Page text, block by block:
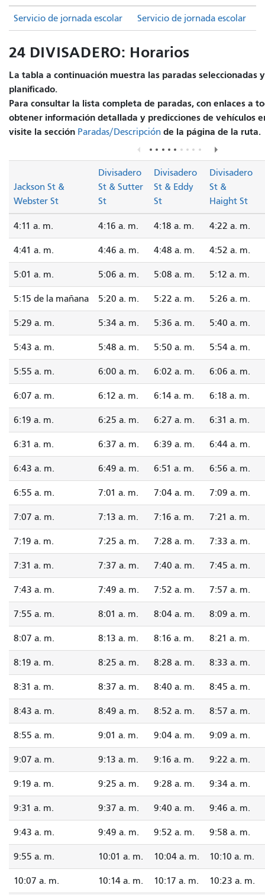
Servicio de jornada escolar Servicio de jornada escolar
24 DIVISADERO: Horarios
La tabla a continuación muestra las paradas seleccionadas
planificado.
Para consultar la lista completa de paradas, con enlaces a
obtener información detallada y predicciones de vehículos
visite la sección Paradas/Descripción de la página de la ruta.
Jackson St &
Webster St
Divisadero
St & Sutter
St
Divisadero
St & Eddy
St
Divisadero
St &
Haight St
4:11 a. m. 4:16 a. m. 4:18 a. m. 4:22 a. m.
4:41 a. m. 4:46 a. m. 4:48 a. m. 4:52 a. m.
5:01 a. m. 5:06 a. m. 5:08 a. m. 5:12 a. m.
5:15 de la mañana 5:20 a. m. 5:22 a. m. 5:26 a. m.
5:29 a. m. 5:34 a. m. 5:36 a. m. 5:40 a. m.
5:43 a. m. 5:48 a. m. 5:50 a. m. 5:54 a. m.
5:55 a. m. 6:00 a. m. 6:02 a. m. 6:06 a. m.
6:07 a. m. 6:12 a. m. 6:14 a. m. 6:18 a. m.
6:19 a. m. 6:25 a. m. 6:27 a. m. 6:31 a. m.
6:31 a. m. 6:37 a. m. 6:39 a. m. 6:44 a. m.
6:43 a. m. 6:49 a. m. 6:51 a. m. 6:56 a. m.
6:55 a. m. 7:01 a. m. 7:04 a. m. 7:09 a. m.
7:07 a. m. 7:13 a. m. 7:16 a. m. 7:21 a. m.
7:19 a. m. 7:25 a. m. 7:28 a. m. 7:33 a. m.
7:31 a. m. 7:37 a. m. 7:40 a. m. 7:45 a. m.
7:43 a. m. 7:49 a. m. 7:52 a. m. 7:57 a. m.
7:55 a. m. 8:01 a. m. 8:04 a. m. 8:09 a. m.
8:07 a. m. 8:13 a. m. 8:16 a. m. 8:21 a. m.
8:19 a. m. 8:25 a. m. 8:28 a. m. 8:33 a. m.
8:31 a. m. 8:37 a. m. 8:40 a. m. 8:45 a. m.
8:43 a. m. 8:49 a. m. 8:52 a. m. 8:57 a. m.
8:55 a. m. 9:01 a. m. 9:04 a. m. 9:09 a. m.
9:07 a. m. 9:13 a. m. 9:16 a. m. 9:22 a. m.
9:19 a. m. 9:25 a. m. 9:28 a. m. 9:34 a. m.
9:31 a. m. 9:37 a. m. 9:40 a. m. 9:46 a. m.
9:43 a. m. 9:49 a. m. 9:52 a. m. 9:58 a. m.
9:55 a. m. 10:01 a. m. 10:04 a. m. 10:10 a. m.
10:07 a. m. 10:14 a. m. 10:17 a. m. 10:23 a. m.